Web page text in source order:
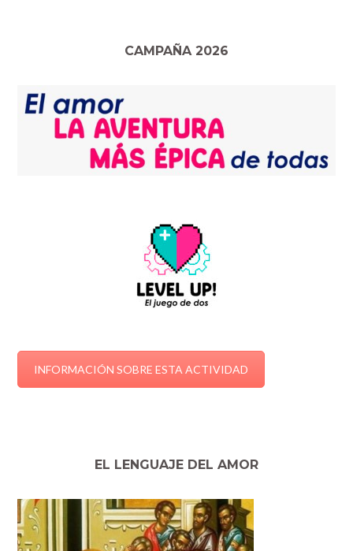
CAMPAÑA 2026
INFORMACIÓN SOBRE ESTA ACTIVIDAD
EL LENGUAJE DEL AMOR